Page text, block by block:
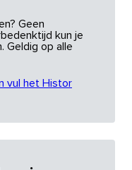
Geen
kun je
Geldig op alle
vul het Histor